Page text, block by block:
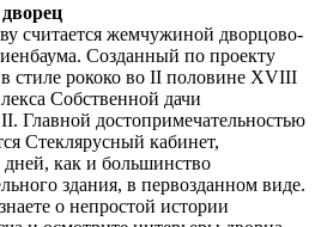
считается жемчужиной дворцово-
Созданный по проекту
стиле рококо во II половине XVIII
Собственной дачи
Главной достопримечательностью
Стеклярусный кабинет,
как и большинство
здания, в первозданном виде.
о непростой истории